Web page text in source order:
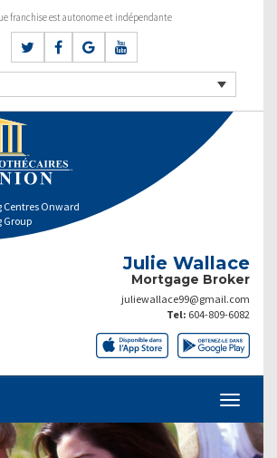
franchise est autonome et indépendante
Onward
Group
Julie Wallace
Mortgage Broker
juliewallace99@gmail.com
Tel: 604-809-6082